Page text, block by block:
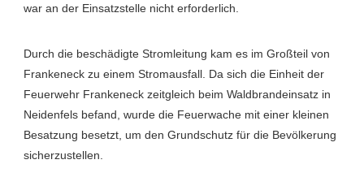
war an der Einsatzstelle nicht erforderlich.
Durch die beschädigte Stromleitung kam es im Großteil von
Frankeneck zu einem Stromausfall. Da sich die Einheit der
Feuerwehr Frankeneck zeitgleich beim Waldbrandeinsatz in
Neidenfels befand, wurde die Feuerwache mit einer kleinen
Besatzung besetzt, um den Grundschutz für die Bevölkerung
sicherzustellen.